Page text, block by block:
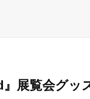
』展覧会グ